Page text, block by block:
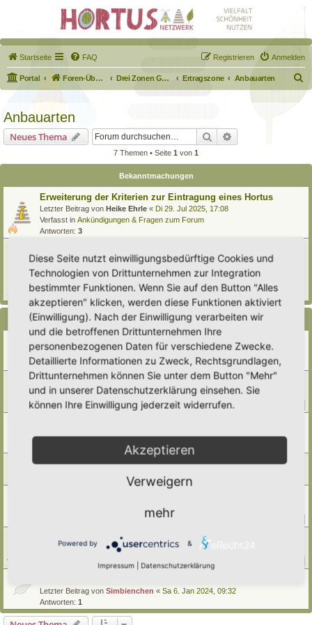
Startseite FAQ Anmelden
Registrieren
Portal Foren-Übersicht Drei Zonen Garten Ertragszone Anbauarten
u
Anbauarten
Neues Thema Suche
7 Themen • Seite 1 von 1
Bekanntmachungen
Erweiterung der Kriterien zur Eintragung eines Hortus
Letzter Beitrag von Heike Ehrle « Di 29. Jul 2025, 17:08
Verfasst in Ankündigungen & Fragen zum Forum
Antworten: 3
Gartenprojekte
Letzter Beitrag vonHortus anima l«So 15. Feb 2026, 18:08
Verfasst in
Eingetragener Hortus - Mein Hortus und ich!
Antworten:1
Themen
Rankhilfen/ Rankgerüste/ Kletterhilfen
Letzter Beitrag vonAnn1981«Di 19. Mai 2026, 19:04
Antworten: 4
Anzuchterde (torffrei) selbst herstellen....
Letzter Beitrag vonSimbienchen«Sa 15. Nov 2025, 12:04
Antworten:17
Letzter Beitrag vonSimbienchen«Do 10. Apr 2025, 11:53
Dammkultur
tree12 « Fr 7. Mär 2025, 15:11
Mo 24. Jun 2024, 22:21
Hydroponik- eine Alternative zur herkömmlichen Beetkultur?
Letzter Beitrag von Tidofelder«Fr 24. Mai 2024, 08:56
Letzter Beitrag von Simbienchen « Sa 6. Jan 2024, 09:32
Antworten: 1
Diese Seite nutzt einwilligungsbedürftige Cookies und
Technologien von Drittunternehmen zur Integration
bestimmter Funktionen. Wenn Sie auf den Button "Alles
akzeptieren" klicken, werden diese Funktionen aktiviert
(Einwilligung). Nach der Einwilligung verarbeiten wir
und die betroffenen Drittunternehmen Ihre
personenbezogenen Daten für verschiedene Zwecke.
Detaillierte Informationen zu Zweck, Rechtsgrundlagen,
Drittunternehmen können Sie unter dem Button "Mehr"
und in unserer Datenschutzerklärung einsehen. Sie
können Ihre Einwilligung jederzeit widerrufen.
Akzeptieren
Verweigern
mehr
Powered by &
Impressum Datenschutzerklärung